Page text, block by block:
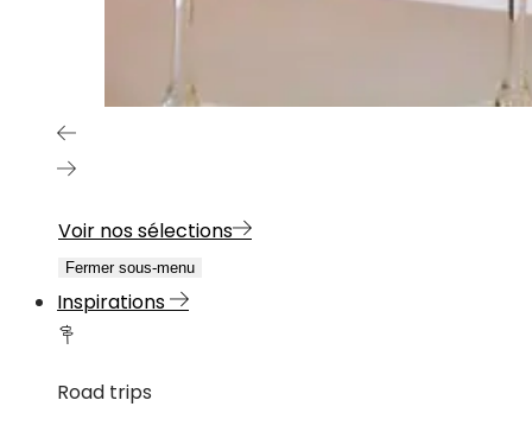
Voir nos sélections
Fermer sous-menu
Inspirations
Road trips